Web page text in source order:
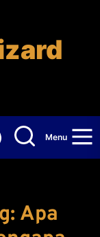
Menu
Apa